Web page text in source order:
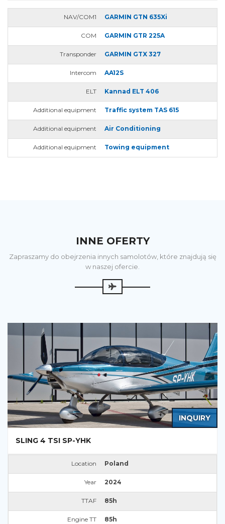
NAV/COM1 GARMIN GTN 635Xi
COM GARMIN GTR 225A
Transponder GARMIN GTX 327
Intercom AA12S
ELT Kannad ELT 406
Additional equipment Traffic system TAS 615
Additional equipment Air Conditioning
Additional equipment Towing equipment
INNE OFERTY
Zapraszamy do obejrzenia innych samolotów, które znajdują się
w naszej ofercie.
INQUIRY
SLING 4 TSI SP-YHK
Location Poland
Year 2024
TTAF 85h
Engine TT 85h